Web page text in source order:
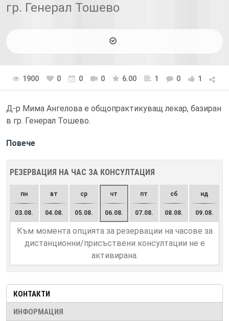
гр. Генерал Тошево
1900 0 0 0 6.00 1 0 1
Д-р Мима Ангелова е общопрактикуващ лекар, базиран
в гр. Генерал Тошево.
Повече
РЕЗЕРВАЦИЯ НА ЧАС ЗА КОНСУЛТАЦИЯ
пн
03.08.
вт
04.08.
ср
05.08.
чт
06.08.
пт
07.08.
сб
08.08.
нд
09.08.
Към момента опцията за резервации на часове за
дистанционни/присъствени консултации не е
активирана.
КОНТАКТИ
ИНФОРМАЦИЯ